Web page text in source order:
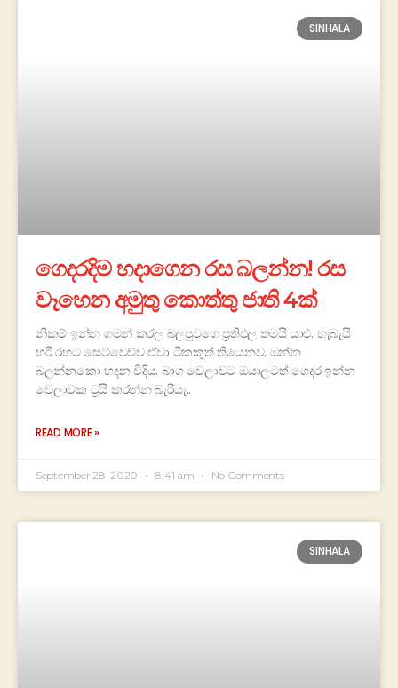
SINHALA
ගෙදරදිම හදාගෙන රස බලන්න! රස
වෑහෙන අමුතු කොත්තු ජාති 4ක්
නිකම් ඉන්න ගමන් කරල බලපුවගෙ ප්‍රතිඵල තමයි යාළු. හැබැයි
හරි රහට සෙට්වෙච්ච ඒවා ටිකකුත් තියෙනව. ඔන්න
බලන්නකො හදන විදිය. බාග වෙලාවට ඔයාලටත් ගෙදර ඉන්න
වෙලාවක ට්‍රයි කරන්න බැරියැ..
READ MORE »
September 28, 2020 8:41 am No Comments
SINHALA